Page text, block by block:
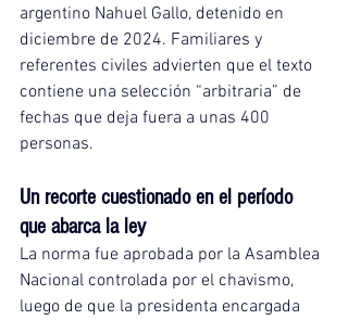
argentino Nahuel Gallo, detenido en
diciembre de 2024. Familiares y
referentes civiles advierten que el texto
contiene una selección “arbitraria” de
fechas que deja fuera a unas 400
personas.
Un recorte cuestionado en el período
que abarca la ley
La norma fue aprobada por la Asamblea
Nacional controlada por el chavismo,
luego de que la presidenta encargada